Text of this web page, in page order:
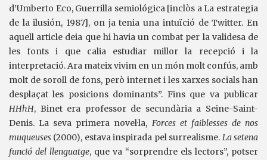
d’Umberto Eco, Guerrilla semiológica [inclòs a La estrategia
de la ilusión, 1987], on ja tenia una intuïció de Twitter. En
aquell article deia que hi havia un combat per la validesa de
les fonts i que calia estudiar millor la recepció i la
interpretació. Ara mateix vivim en un món molt confús, amb
molt de soroll de fons, però internet i les xarxes socials han
desplaçat les posicions dominants”. Fins que va publicar
HHhH, Binet era professor de secundària a Seine-Saint-
Denis. La seva primera novel·la, Forces et faiblesses de nos
muqueuses (2000), estava inspirada pel surrealisme. La setena
funció del llenguatge, que va “sorprendre els lectors”, potser